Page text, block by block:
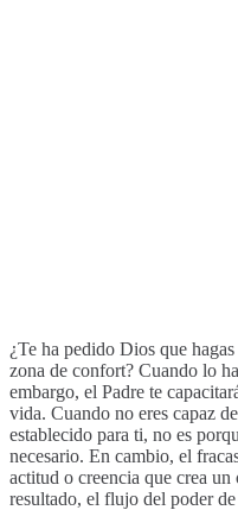
¿Te ha pedido Dios que
zona de confort? Cuando lo
embargo, el Padre te
vida. Cuando no eres capaz
establecido para ti, no es
necesario. En cambio, el
actitud o creencia que crea
resultado, el flujo del poder